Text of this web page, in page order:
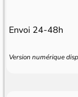
Envoi 24-48h
Version numérique